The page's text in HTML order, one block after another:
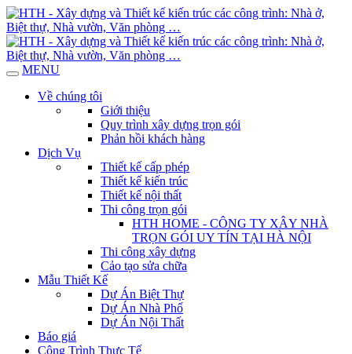
MENU
Về chúng tôi
Giới thiệu
Quy trình xây dựng trọn gói
Phản hồi khách hàng
Dịch Vụ
Thiết kế cấp phép
Thiết kế kiến trúc
Thiết kế nội thất
Thi công trọn gói
HTH HOME - CÔNG TY XÂY NHÀ
TRỌN GÓI UY TÍN TẠI HÀ NỘI
Thi công xây dựng
Cảo tạo sửa chữa
Mẫu Thiết Kế
Dự Án Biệt Thự
Dự Án Nhà Phố
Dự Án Nội Thất
Báo giá
Công Trình Thực Tế